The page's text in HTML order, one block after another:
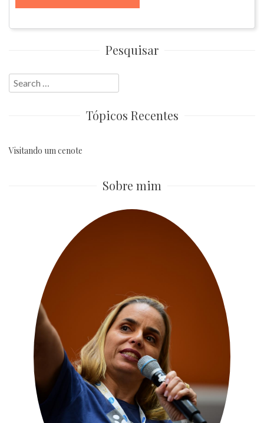
Pesquisar
Search
for:
Tópicos Recentes
Visitando um cenote
Sobre mim